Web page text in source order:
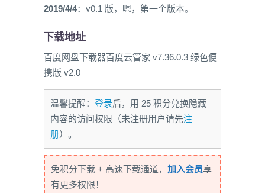
2019/4/4：v0.1 版，嗯，第一个版本。
下载地址
百度网盘下载器百度云管家 v7.36.0.3 绿色便
携版 v2.0
温馨提醒： 登录后，用 25 积分兑换隐藏
内容的访问权限（未注册用户请先注
册）。
免积分下载 + 高速下载通道， 加入会员享
有更多权限！